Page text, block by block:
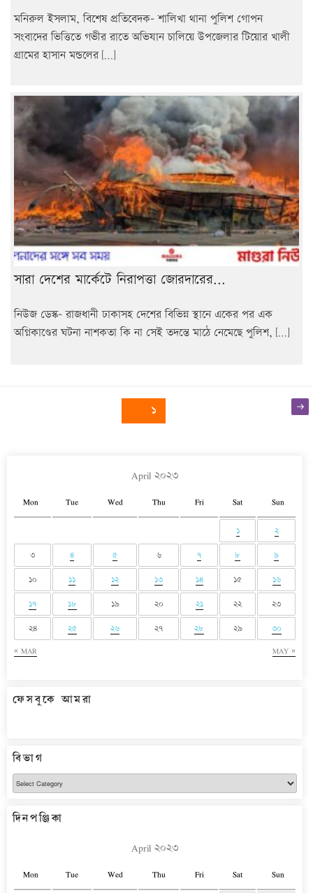
মনিরুল ইসলাম, বিশেষ প্রতিবেদক- শালিখা থানা পুলিশ গোপন
সংবাদের ভিত্তিতে গভীর রাতে অভিযান চালিয়ে উপজেলার টিয়োর খালী
গ্রামের হাসান মন্ডলের […]
সারা দেশের মার্কেটে নিরাপত্তা জোরদারের...
নিউজ ডেস্ক- রাজধানী ঢাকাসহ দেশের বিভিন্ন স্থানে একের পর এক
অগ্নিকাণ্ডের ঘটনা নাশকতা কি না সেই তদন্তে মাঠে নেমেছে পুলিশ, […]
১ Next
page
April ২০২৩
Mon Tue Wed Thu Fri Sat Sun
« MAR MAY »
১ ২
৩ ৪ ৫ ৬ ৭ ৮ ৯
১০ ১১ ১২ ১৩ ১৪ ১৫ ১৬
১৭ ১৮ ১৯ ২০ ২১ ২২ ২৩
২৪ ২৫ ২৬ ২৭ ২৮ ২৯ ৩০
ফেসবুকে আমরা
বিভাগ
বিভাগ
দিনপঞ্জিকা
April ২০২৩
Mon Tue Wed Thu Fri Sat Sun